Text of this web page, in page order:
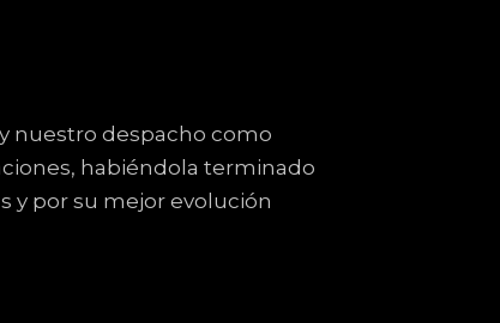
nuestro despacho como
habiéndola terminado
y por su mejor evolución